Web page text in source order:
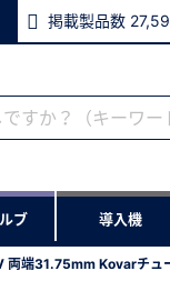
掲載製品数
ブ 導入機
両端31.75mm Kovarチュ
ます。
す。